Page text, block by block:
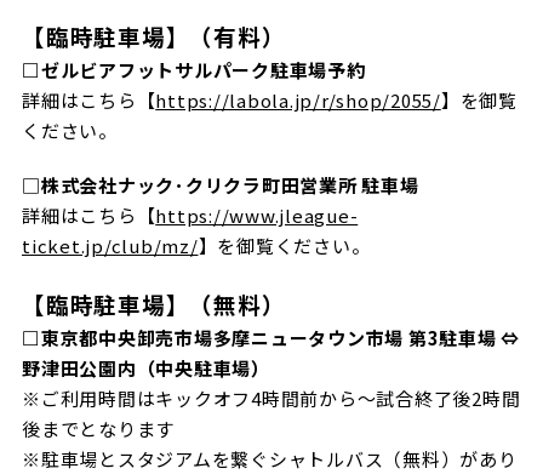
【臨時駐車場】（有料）
□ゼルビアフットサルパーク駐車場予約
詳細はこちら【https://labola.jp/r/shop/2055/】を御覧
ください。
□株式会社ナック･クリクラ町田営業所 駐車場
詳細はこちら【https://www.jleague-
ticket.jp/club/mz/】を御覧ください。
【臨時駐車場】（無料）
□東京都中央卸売市場多摩ニュータウン市場 第3駐車場 ⇔
野津田公園内（中央駐車場）
※ご利用時間はキックオフ4時間前から～試合終了後2時間
後までとなります
※駐車場とスタジアムを繋ぐシャトルバス（無料）があり